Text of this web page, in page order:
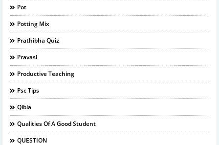
Pot
Potting Mix
Prathibha Quiz
Pravasi
Productive Teaching
Psc Tips
Qibla
Qualities Of A Good Student
QUESTION